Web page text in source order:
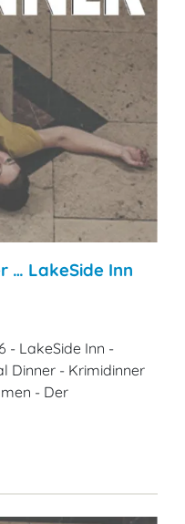
… LakeSide Inn
- LakeSide Inn -
Dinner - Krimidinner
- Der